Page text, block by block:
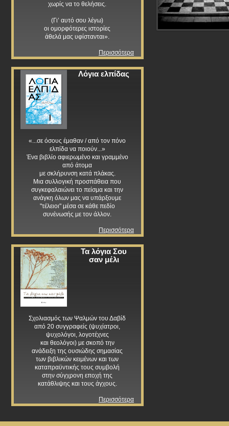
χωρίς να το θελήσεις.
(Γι’ αυτό σου λέγω)
οι ομορφότερες ιστορίες
άθελά μας υφίστανται».
Περισσότερα
Λόγια ελπίδας
«...σε όσους έμαθαν / από τον πόνο
ελπίδα να ποιούν...»
Ένα βιβλίο αφιερωμένο και γραμμένο
από άτομα
με σκλήρυνση κατά πλάκας.
Μια συλλογική προσπάθεια που
συγκεφαλαιώνει το πείσμα και την
ανάγκη όλων μας να υπάρξουμε
"τέλειοι" μέσα σε κάθε πεδίο
συνένωσής με τον άλλον.
Περισσότερα
Τα λόγια Σου
σαν μέλι
Σχολιασμός των Ψαλμών του Δαβίδ
από 20 συγγραφείς (ψυχίατροι,
ψυχολόγοι, λογοτέχνες
και θεολόγοι) με σκοπό την
ανάδειξη της ουσιώδης σημασίας
των βιβλικών κειμένων και των
καταπραϋντικής τους συμβολή
στην σύγχρονη εποχή της
κατάθλιψης και τους άγχους.
Περισσότερα